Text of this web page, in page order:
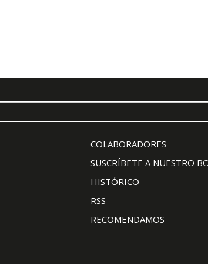
COLABORADORES
SUSCRÍBETE A NUESTRO
HISTÓRICO
RSS
RECOMENDAMOS